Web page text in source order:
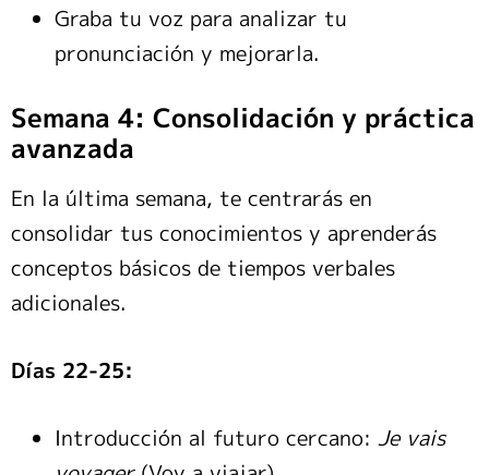
Graba tu voz para analizar tu
pronunciación y mejorarla.
Semana 4: Consolidación y práctica
avanzada
En la última semana, te centrarás en
consolidar tus conocimientos y aprenderás
conceptos básicos de tiempos verbales
adicionales.
Días 22-25:
Introducción al futuro cercano: Je vais